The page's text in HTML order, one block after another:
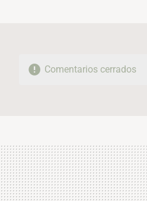
Comentarios cerrados